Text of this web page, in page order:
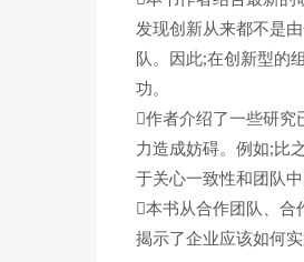
发现创新从来都不是
队。因此;在创新型的
功。
作者介绍了一些研究
力造成妨碍。例如;比
于关心一致性和团队
本书从合作团队、合
揭示了企业应该如何